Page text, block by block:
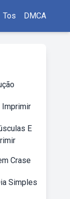
Tos DMCA
Imprimir
E
Crase
Simples